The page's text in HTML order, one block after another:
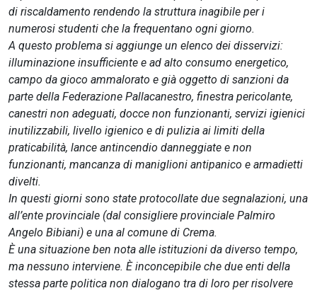
di riscaldamento rendendo la struttura inagibile per i
numerosi studenti che la frequentano ogni giorno.
A questo problema si aggiunge un elenco dei disservizi:
illuminazione insufficiente e ad alto consumo energetico,
campo da gioco ammalorato e già oggetto di sanzioni da
parte della Federazione Pallacanestro, finestra pericolante,
canestri non adeguati, docce non funzionanti, servizi igienici
inutilizzabili, livello igienico e di pulizia ai limiti della
praticabilità, lance antincendio danneggiate e non
funzionanti, mancanza di maniglioni antipanico e armadietti
divelti.
In questi giorni sono state protocollate due segnalazioni, una
all’ente provinciale (dal consigliere provinciale Palmiro
Angelo Bibiani) e una al comune di Crema.
È una situazione ben nota alle istituzioni da diverso tempo,
ma nessuno interviene. È inconcepibile che due enti della
stessa parte politica non dialogano tra di loro per risolvere